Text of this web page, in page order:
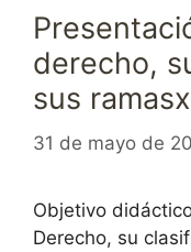
derecho,
sus
31 de mayo de
Objetivo
Derecho, su